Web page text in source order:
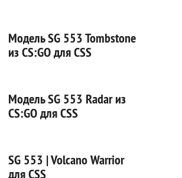
Модель SG 553 Tombstone
из CS:GO для CSS
Модель SG 553 Radar из
CS:GO для CSS
SG 553 | Volcano Warrior
для CSS